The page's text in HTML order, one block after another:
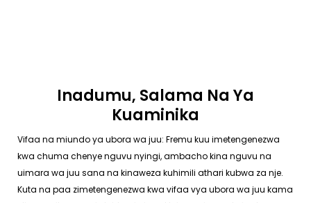
Inadumu, Salama Na Ya
Kuaminika
Vifaa na miundo ya ubora wa juu: Fremu kuu imetengenezwa
kwa chuma chenye nguvu nyingi, ambacho kina nguvu na
uimara wa juu sana na kinaweza kuhimili athari kubwa za nje.
Kuta na paa zimetengenezwa kwa vifaa vya ubora wa juu kama